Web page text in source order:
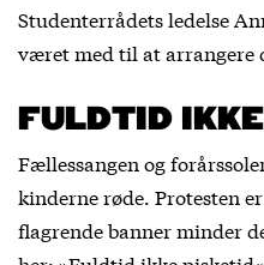
Studenterrådets ledelse
været med til at arrangere
FULDTID
Fællessangen og
kinderne røde. Protesten
flagrende banner minder